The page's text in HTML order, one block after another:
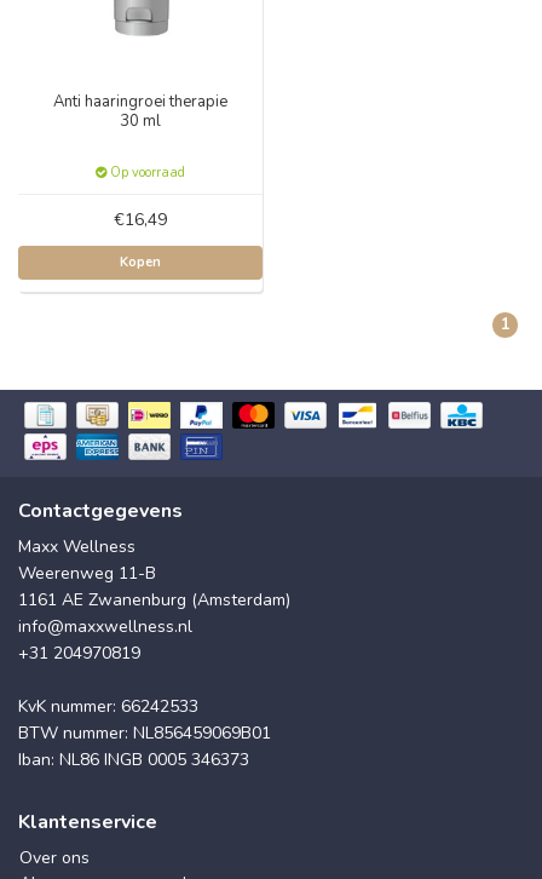
Anti haaringroei therapie
30 ml
Op voorraad
€16,49
Kopen
1
Contactgegevens
Maxx Wellness
Weerenweg 11-B
1161 AE Zwanenburg (Amsterdam)
info@maxxwellness.nl
+31 204970819
KvK nummer: 66242533
BTW nummer: NL856459069B01
Iban: NL86 INGB 0005 346373
Klantenservice
Over ons